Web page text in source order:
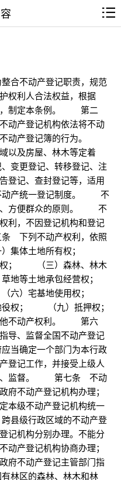
动产登记职责，规范
权利人合法权益，根据
，制定本条例。 第二
动产登记机构依法将不动
不动产登记簿的行为。
以及房屋、林木等定着
更登记、转移登记、注
登记、查封登记等，适用
产统一登记制度。 不
、方便群众的原则。 不
利，不因登记机构和登记
下列不动产权利，依照
集体土地所有权；
权； （三）森林、林木
等土地承包经营权；
六）宅基地使用权；
权； （九）抵押权；
他不动产权利。 第六
导、监督全国不动产登记
确定一个部门为本行政
登记工作，并接受上级人
导、监督。 第七条 不动
府不动产登记机构办理；
本级不动产登记机构统一
级行政区域的不动产登
记机构分别办理。不能分
动产登记机构协商办理；
府不动产登记主管部门指
区的森林、林木和林